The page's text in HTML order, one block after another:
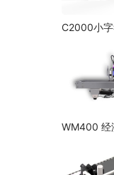
C2000小
WM400 经